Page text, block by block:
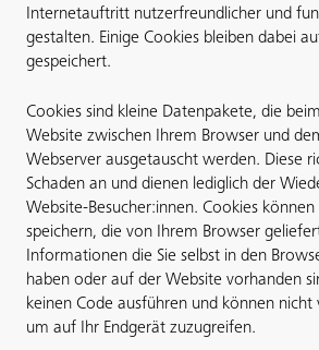
Internetauftritt nutzerfreundlicher und
gestalten. Einige Cookies bleiben dabei
gespeichert.
Cookies sind kleine Datenpakete, die
Website zwischen Ihrem Browser und
Webserver ausgetauscht werden. Diese
Schaden an und dienen lediglich der
Website-Besucher:innen. Cookies
speichern, die von Ihrem Browser
Informationen die Sie selbst in den
haben oder auf der Website vorhanden
keinen Code ausführen und können
um auf Ihr Endgerät zuzugreifen.